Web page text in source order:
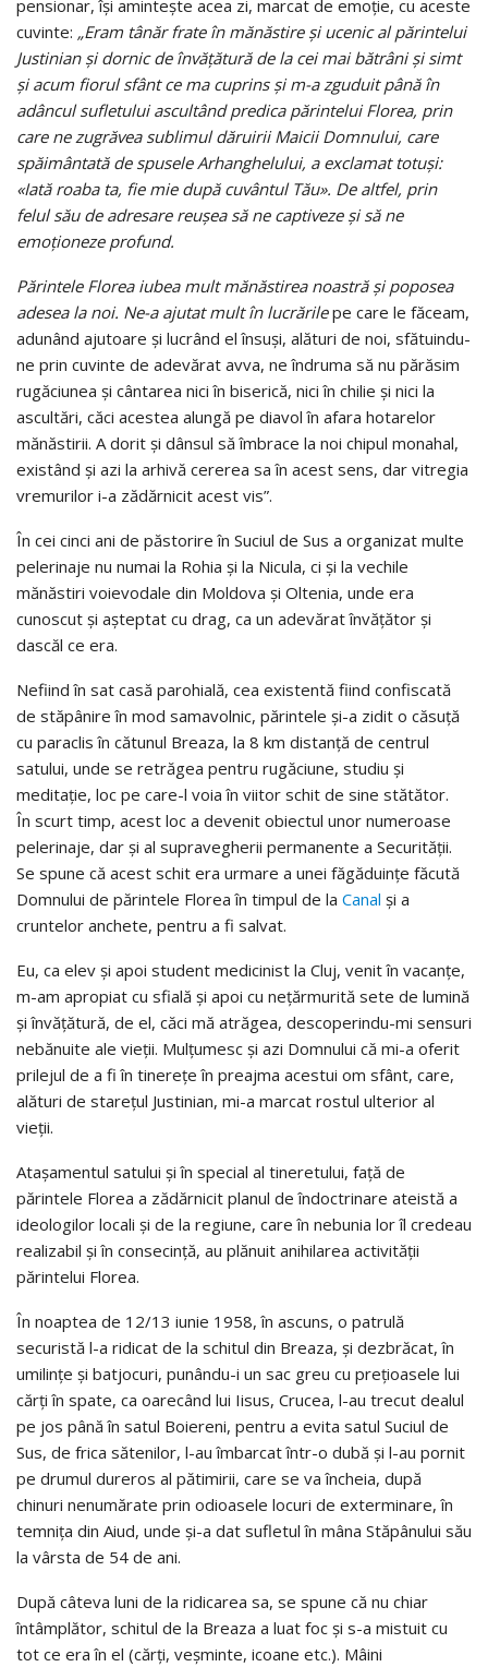
pensionar, îşi aminteşte acea zi, marcat de emoţie, cu aceste
cuvinte: „Eram tânăr frate în mănăstire şi ucenic al părintelui
Justinian şi dornic de învăţătură de la cei mai bătrâni şi simt
şi acum fiorul sfânt ce ma cuprins şi m-a zguduit până în
adâncul sufletului ascultând predica părintelui Florea, prin
care ne zugrăvea sublimul dăruirii Maicii Domnului, care
spăimântată de spusele Arhanghelului, a exclamat totuşi:
«Iată roaba ta, fie mie după cuvântul Tău». De altfel, prin
felul său de adresare reuşea să ne captiveze şi să ne
emoţioneze profund.
Părintele Florea iubea mult mănăstirea noastră şi poposea
adesea la noi. Ne-a ajutat mult în lucrărilepe care le făceam,
adunând ajutoare şi lucrând el însuşi, alături de noi, sfătuindu-
ne prin cuvinte de adevărat avva, ne îndruma să nu părăsim
rugăciunea şi cântarea nici în biserică, nici în chilie şi nici la
ascultări, căci acestea alungă pe diavol în afara hotarelor
mănăstirii. A dorit şi dânsul să îmbrace la noi chipul monahal,
existând şi azi la arhivă cererea sa în acest sens, dar vitregia
vremurilor i-a zădărnicit acest vis”.
În cei cinci ani de păstorire în Suciul de Sus a organizat multe
pelerinaje nu numai la Rohia şi la Nicula, ci şi la vechile
mănăstiri voievodale din Moldova şi Oltenia, unde era
cunoscut şi aşteptat cu drag, ca un adevărat învăţător şi
dascăl ce era.
Nefiind în sat casă parohială, cea existentă fiind confiscată
de stăpânire în mod samavolnic, părintele şi-a zidit o căsuţă
cu paraclis în cătunul Breaza, la 8 km distanţă de centrul
satului, unde se retrăgea pentru rugăciune, studiu şi
meditaţie, loc pe care-l voia în viitor schit de sine stătător.
În scurt timp, acest loc a devenit obiectul unor numeroase
pelerinaje, dar şi al supravegherii permanente a Securităţii.
Se spune că acest schit era urmare a unei făgăduinţe făcută
Domnului de părintele Florea în timpul de la Canal şi a
cruntelor anchete, pentru a fi salvat.
Eu, ca elev şi apoi student medicinist la Cluj, venit în vacanţe,
m-am apropiat cu sfială şi apoi cu neţărmurită sete de lumină
şi învăţătură, de el, căci mă atrăgea, descoperindu-mi sensuri
nebănuite ale vieţii. Mulţumesc şi azi Domnului că mi-a oferit
prilejul de a fi în tinereţe în preajma acestui om sfânt, care,
alături de stareţul Justinian, mi-a marcat rostul ulterior al
vieţii.
Ataşamentul satului şi în special al tineretului, faţă de
părintele Florea a zădărnicit planul de îndoctrinare ateistă a
ideologilor locali şi de la regiune, care în nebunia lor îl credeau
realizabil şi în consecinţă, au plănuit anihilarea activităţii
părintelui Florea.
În noaptea de 12/13 iunie 1958, în ascuns, o patrulă
securistă l-a ridicat de la schitul din Breaza, şi dezbrăcat, în
umilinţe şi batjocuri, punându-i un sac greu cu preţioasele lui
cărţi în spate, ca oarecând lui Iisus, Crucea, l-au trecut dealul
pe jos până în satul Boiereni, pentru a evita satul Suciul de
Sus, de frica sătenilor, l-au îmbarcat într-o dubă şi l-au pornit
pe drumul dureros al pătimirii, care se va încheia, după
chinuri nenumărate prin odioasele locuri de exterminare, în
temniţa din Aiud, unde şi-a dat sufletul în mâna Stăpânului său
la vârsta de 54 de ani.
După câteva luni de la ridicarea sa, se spune că nu chiar
întâmplător, schitul de la Breaza a luat foc şi s-a mistuit cu
tot ce era în el (cărţi, veşminte, icoane etc.). Mâini